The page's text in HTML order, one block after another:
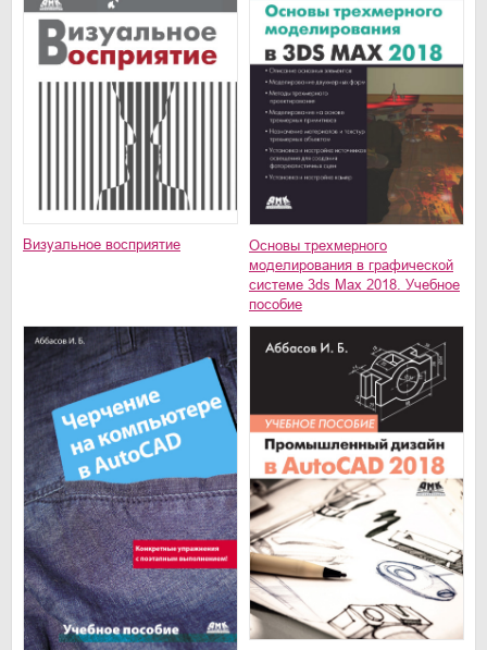
Визуальное восприятие
Основы трехмерного
моделирования в графической
системе 3ds Max 2018. Учебное
пособие